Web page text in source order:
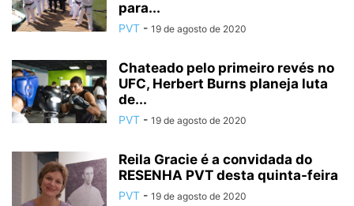
para...
PVT - 19 de agosto de 2020
Chateado pelo primeiro revés no
UFC, Herbert Burns planeja luta
de...
PVT - 19 de agosto de 2020
Reila Gracie é a convidada do
RESENHA PVT desta quinta-feira
PVT - 19 de agosto de 2020